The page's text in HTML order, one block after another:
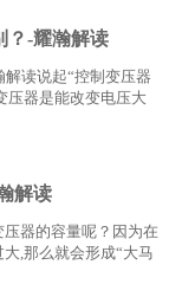
？-耀瀚解读
读说起“控制变压器
压器是能改变电压大
解读
器的容量呢？因为在
,那么就会形成“大马